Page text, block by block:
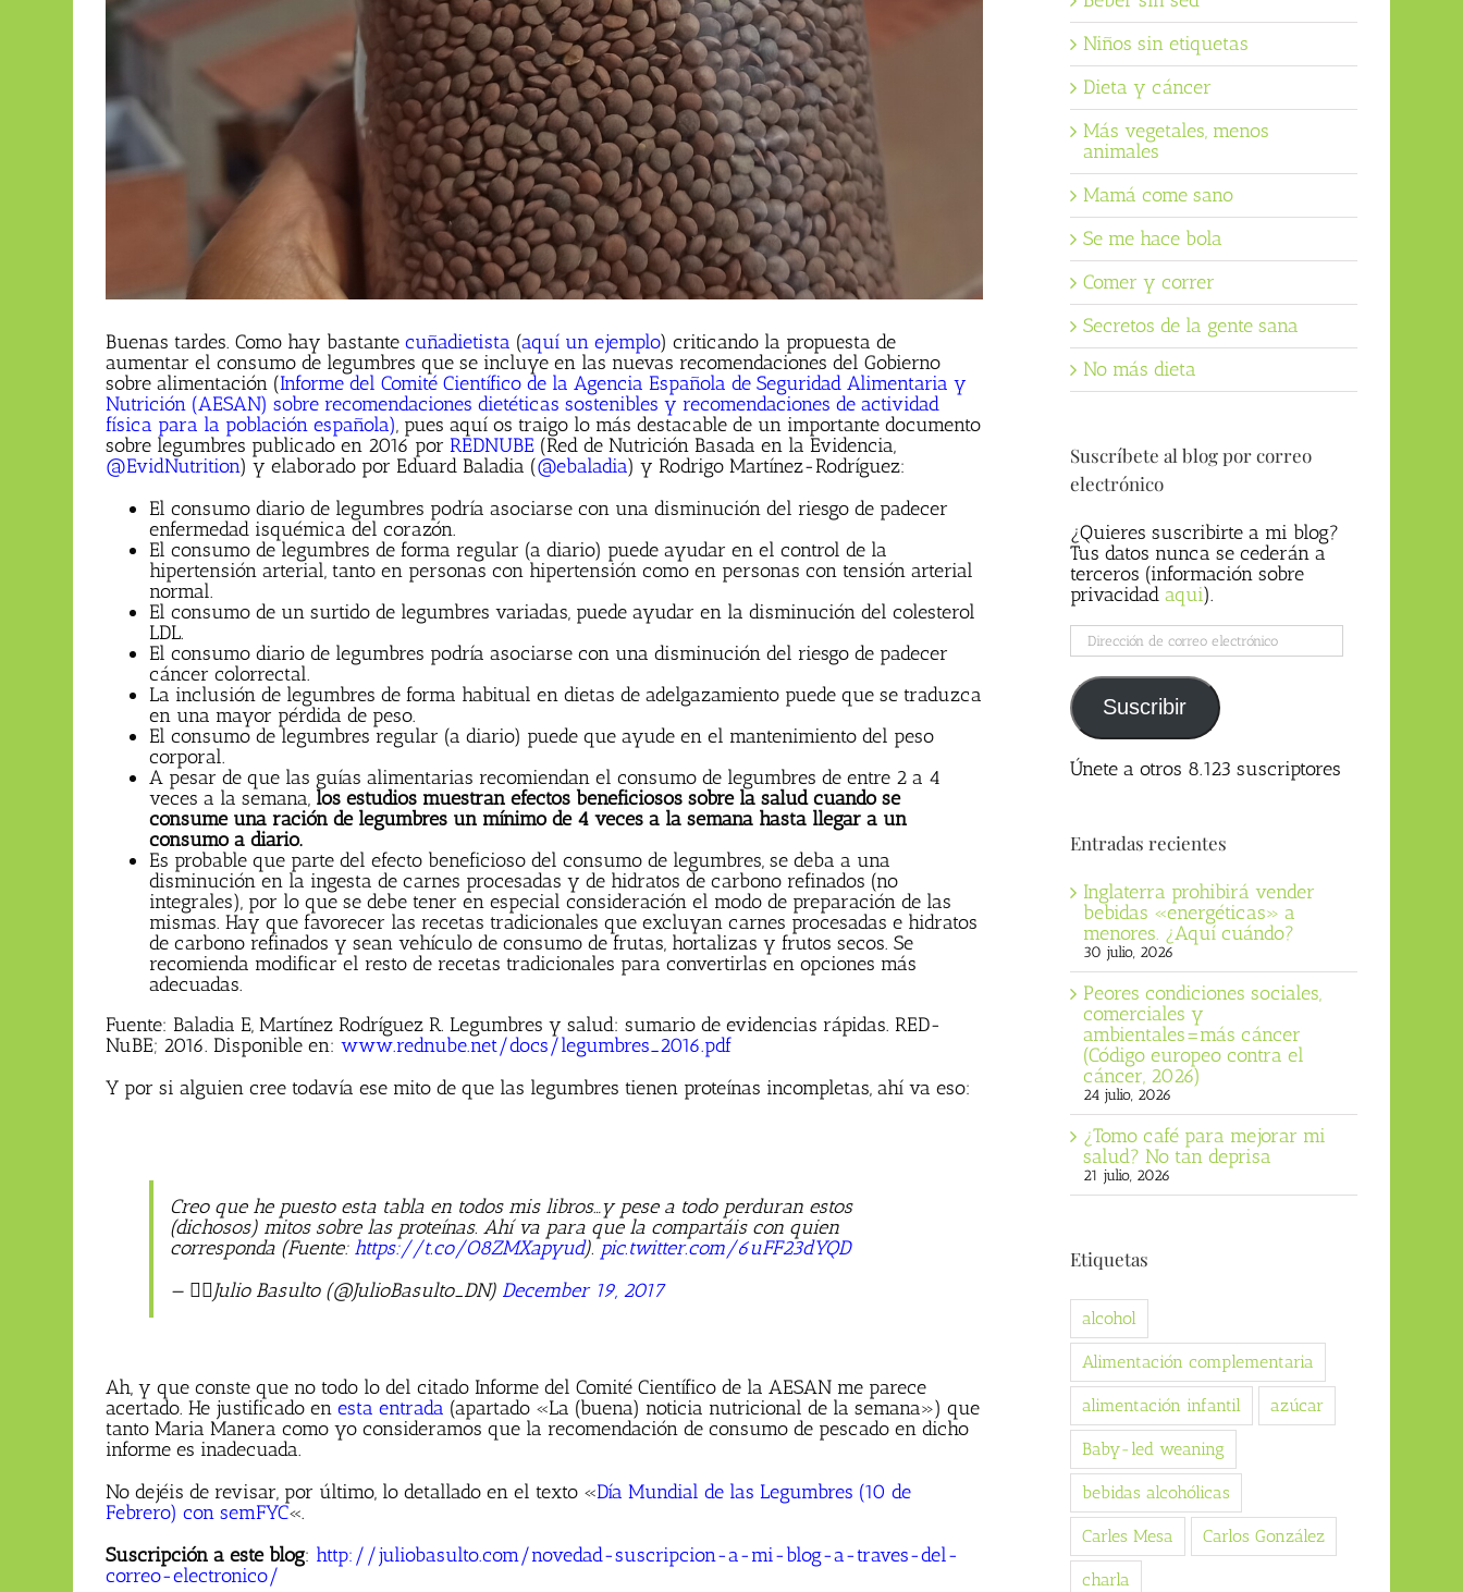
Buenas tardes. Como hay bastante cuñadietista (aquí un ejemplo) criticando la propuesta de
aumentar el consumo de legumbres que se incluye en las nuevas recomendaciones del Gobierno
sobre alimentación (Informe del Comité Científico de la Agencia Española de Seguridad Alimentaria y
Nutrición (AESAN) sobre recomendaciones dietéticas sostenibles y recomendaciones de actividad
física para la población española), pues aquí os traigo lo más destacable de un importante documento
sobre legumbres publicado en 2016 por REDNUBE (Red de Nutrición Basada en la Evidencia,
@EvidNutrition) y elaborado por Eduard Baladia (@ebaladia) y Rodrigo Martínez-Rodríguez:
El consumo diario de legumbres podría asociarse con una disminución del riesgo de padecer
enfermedad isquémica del corazón.
El consumo de legumbres de forma regular (a diario) puede ayudar en el control de la
hipertensión arterial, tanto en personas con hipertensión como en personas con tensión arterial
normal.
El consumo de un surtido de legumbres variadas, puede ayudar en la disminución del colesterol
LDL.
El consumo diario de legumbres podría asociarse con una disminución del riesgo de padecer
cáncer colorrectal.
La inclusión de legumbres de forma habitual en dietas de adelgazamiento puede que se traduzca
en una mayor pérdida de peso.
El consumo de legumbres regular (a diario) puede que ayude en el mantenimiento del peso
corporal.
A pesar de que las guías alimentarias recomiendan el consumo de legumbres de entre 2 a 4
veces a la semana, los estudios muestran efectos beneficiosos sobre la salud cuando se
consume una ración de legumbres un mínimo de 4 veces a la semana hasta llegar a un
consumo a diario.
Es probable que parte del efecto beneficioso del consumo de legumbres, se deba a una
disminución en la ingesta de carnes procesadas y de hidratos de carbono refinados (no
integrales), por lo que se debe tener en especial consideración el modo de preparación de las
mismas. Hay que favorecer las recetas tradicionales que excluyan carnes procesadas e hidratos
de carbono refinados y sean vehículo de consumo de frutas, hortalizas y frutos secos. Se
recomienda modificar el resto de recetas tradicionales para convertirlas en opciones más
adecuadas.
Fuente: Baladia E, Martínez Rodríguez R. Legumbres y salud: sumario de evidencias rápidas. RED-
NuBE; 2016. Disponible en: www.rednube.net/docs/legumbres_2016.pdf
Y por si alguien cree todavía ese mito de que las legumbres tienen proteínas incompletas, ahí va eso:
Creo que he puesto esta tabla en todos mis libros…y pese a todo perduran estos
(dichosos) mitos sobre las proteínas. Ahí va para que la compartáis con quien
corresponda (Fuente: https://t.co/O8ZMXapyud). pic.twitter.com/6uFF23dYQD
— 🏳️‍🌈Julio Basulto (@JulioBasulto_DN) December 19, 2017
Ah, y que conste que no todo lo del citado Informe del Comité Científico de la AESAN me parece
acertado. He justificado en esta entrada (apartado «La (buena) noticia nutricional de la semana») que
tanto Maria Manera como yo consideramos que la recomendación de consumo de pescado en dicho
informe es inadecuada.
No dejéis de revisar, por último, lo detallado en el texto «Día Mundial de las Legumbres (10 de
Febrero) con semFYC«.
Suscripción a este blog: http://juliobasulto.com/novedad-suscripcion-a-mi-blog-a-traves-del-
correo-electronico/
Niños sin etiquetas
Dieta y cáncer
Más vegetales, menos
animales
Mamá come sano
Se me hace bola
Comer y correr
Secretos de la gente sana
No más dieta
Suscríbete al blog por correo
electrónico
¿Quieres suscribirte a mi blog?
Tus datos nunca se cederán a
terceros (información sobre
privacidad aqui).
Dirección
de
correo
electrónico
Suscribir
Únete a otros 8.123 suscriptores
Entradas recientes
Inglaterra prohibirá vender
bebidas «energéticas» a
menores. ¿Aquí cuándo?
30 julio, 2026
Peores condiciones sociales,
comerciales y
ambientales=más cáncer
(Código europeo contra el
cáncer, 2026)
24 julio, 2026
¿Tomo café para mejorar mi
salud? No tan deprisa
21 julio, 2026
Etiquetas
alcohol
Alimentación complementaria
alimentación infantil azúcar
Baby-led weaning
bebidas alcohólicas
Carles Mesa Carlos González
charla